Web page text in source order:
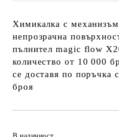
Химикалка с
непрозрачна
пълнител magic flow
количество от 10 000
се доставя по поръчка
броя